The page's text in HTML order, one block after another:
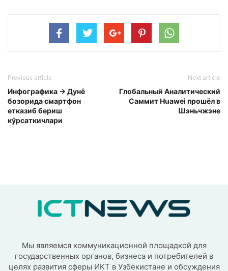
Previous article
Инфографика → Дунё
бозорида смартфон
етказиб бериш
кўрсаткичлари
Next article
Глобальный Аналитический
Саммит Huawei прошёл в
Шэньчжэне
Мы являемся коммуникационной площадкой для
государственных органов, бизнеса и потребителей в
целях развития сферы ИКТ в Узбекистане и обсуждения